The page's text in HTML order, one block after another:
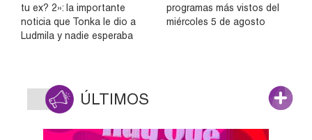
tu ex? 2»: la importante
noticia que Tonka le dio a
Ludmila y nadie esperaba
programas más vistos del
miércoles 5 de agosto
ÚLTIMOS